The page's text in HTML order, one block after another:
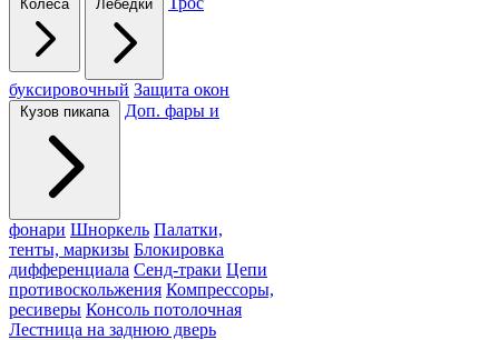
Колеса Лебедки
буксировочный Защита окон
Кузов пикапа Доп. фары и
фонари Шноркель Палатки,
тенты, маркизы Блокировка
дифференциала Сенд-траки Цепи
противоскольжения Компрессоры,
ресиверы Консоль потолочная
Лестница на заднюю дверь